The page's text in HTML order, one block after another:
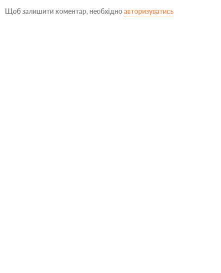
Щоб залишити коментар, необхідноавторизуватись